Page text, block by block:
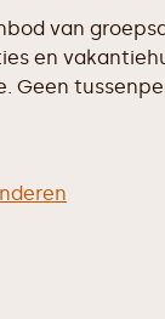
van
en
Geen